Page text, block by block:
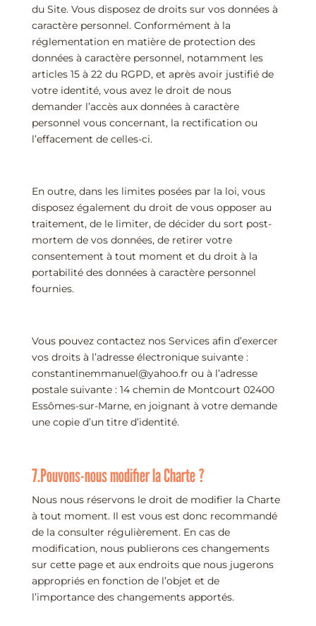
du Site. Vous disposez de droits sur vos données à
caractère personnel. Conformément à la
réglementation en matière de protection des
données à caractère personnel, notamment les
articles 15 à 22 du RGPD, et après avoir justifié de
votre identité, vous avez le droit de nous
demander l’accès aux données à caractère
personnel vous concernant, la rectification ou
l’effacement de celles-ci.
En outre, dans les limites posées par la loi, vous
disposez également du droit de vous opposer au
traitement, de le limiter, de décider du sort post-
mortem de vos données, de retirer votre
consentement à tout moment et du droit à la
portabilité des données à caractère personnel
fournies.
Vous pouvez contactez nos Services afin d’exercer
vos droits à l’adresse électronique suivante :
constantinemmanuel@yahoo.fr ou à l’adresse
postale suivante : 14 chemin de Montcourt 02400
Essômes-sur-Marne, en joignant à votre demande
une copie d’un titre d’identité.
7.Pouvons-nous modifier la Charte ?
Nous nous réservons le droit de modifier la Charte
à tout moment. Il est vous est donc recommandé
de la consulter régulièrement. En cas de
modification, nous publierons ces changements
sur cette page et aux endroits que nous jugerons
appropriés en fonction de l’objet et de
l’importance des changements apportés.